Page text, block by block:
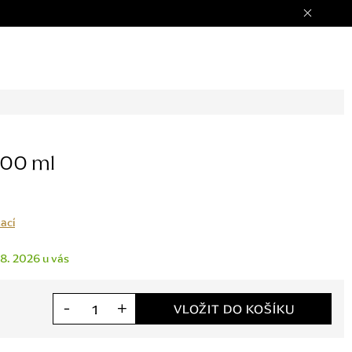
ml
2026
VLOŽIT DO KOŠÍKU